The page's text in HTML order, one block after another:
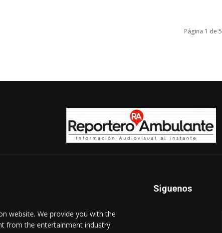
Página 1 de 5
website. We provide you with the
from the entertainment industry.
Siguenos